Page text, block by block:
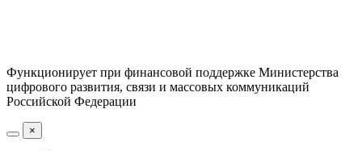
Функционирует при финансовой поддержке Министерства
цифрового развития, связи и массовых коммуникаций
Российской Федерации
×